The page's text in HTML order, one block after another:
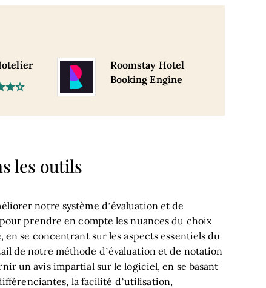
Roomstay Hotel
Booking Engine
les outils
notre système d’évaluation et de
prendre en compte les nuances du choix
se concentrant sur les aspects essentiels du
de notre méthode d’évaluation et de notation
un avis impartial sur le logiciel, en se basant
la facilité d’utilisation,